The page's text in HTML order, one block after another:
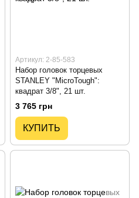
Артикул: 2-85-583
Набор головок торцевых
STANLEY "MicroTough":
квадрат 3/8", 21 шт.
3 765 грн
КУПИТЬ